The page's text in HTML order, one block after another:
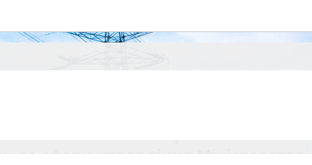
є державним унітарним
з наказом Міністерства
до сфери управління Міністерства